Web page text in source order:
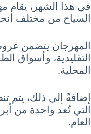
في هذا الشهر، يقام
السياح من مختلف
المهرجان يتضمن
التقليدية، وأسواق
المحلية.
إضافةً إلى ذلك، يتم
التي تُعد واحدة من
العام.